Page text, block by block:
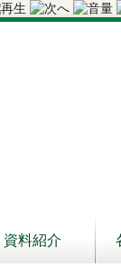
資料紹介